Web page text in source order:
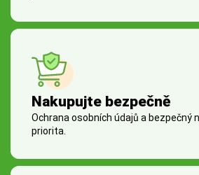
Nakupujte bezpečně
Ochrana osobních údajů a bezpečný
priorita.